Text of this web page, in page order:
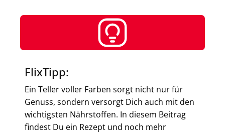
FlixTipp:
Ein Teller voller Farben sorgt nicht nur für
Genuss, sondern versorgt Dich auch mit den
wichtigsten Nährstoffen. In diesem Beitrag
findest Du ein Rezept und noch mehr